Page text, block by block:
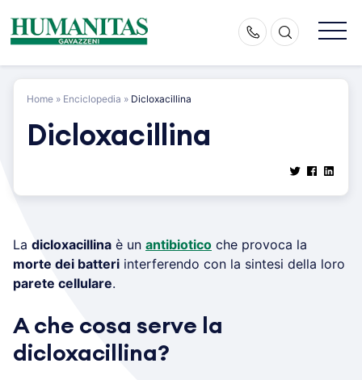
content
Home » Enciclopedia » Dicloxacillina
Dicloxacillina
La dicloxacillina è un antibiotico che provoca la
morte dei batteri interferendo con la sintesi della loro
parete cellulare.
A che cosa serve la
dicloxacillina?